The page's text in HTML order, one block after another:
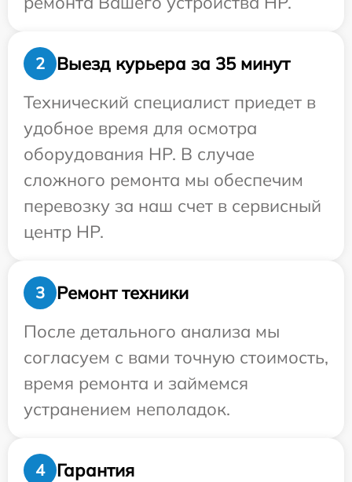
2
Выезд курьера за 35 минут
Технический специалист приедет в
удобное время для осмотра
оборудования HP. В случае
сложного ремонта мы обеспечим
перевозку за наш счет в сервисный
центр HP.
3
Ремонт техники
После детального анализа мы
согласуем с вами точную стоимость,
время ремонта и займемся
устранением неполадок.
4
Гарантия